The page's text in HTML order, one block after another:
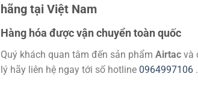
hãng tại Việt Nam
Hàng hóa được vận chuyển toàn quốc
Quý khách quan tâm đến sản phẩm Airtacvà
lý hãy liên hệ ngay tới số hotline 0964997106 .